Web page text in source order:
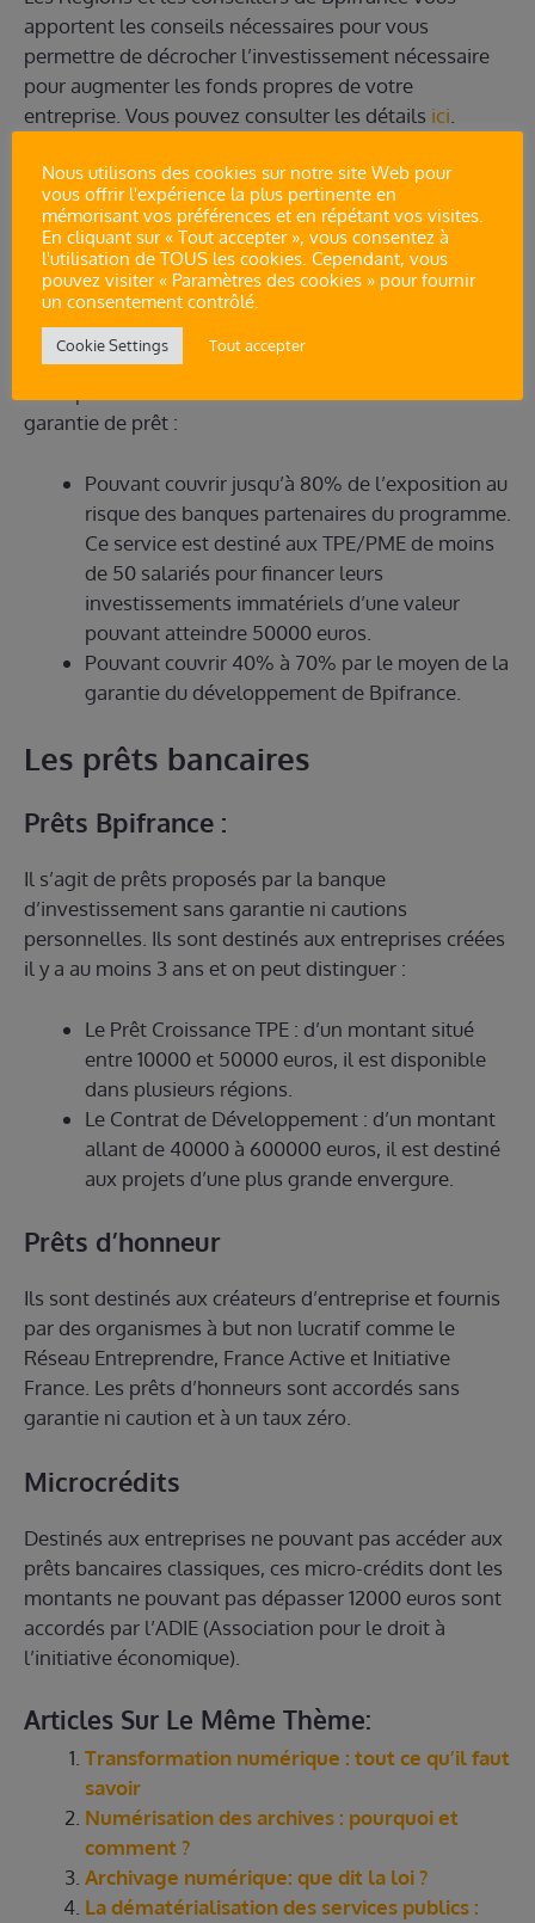
apportent les conseils nécessaires pour vous
permettre de décrocher l’investissement nécessaire
pour augmenter les fonds propres de votre
entreprise. Vous pouvez consulter les détails ici.
Les garanties bancaires
Afin de financer votre transformation numérique,
l’Etat peut vous proposer des garanties publiques
pour vous permettre d’accéder à des prêts bancaires
à des conditions préférentielles.
garantie de prêt :
Pouvant couvrir jusqu’à 80% de l’exposition au
risque des banques partenaires du programme.
Ce service est destiné aux TPE/PME de moins
de 50 salariés pour financer leurs
investissements immatériels d’une valeur
pouvant atteindre 50000 euros.
Pouvant couvrir 40% à 70% par le moyen de la
garantie du développement de Bpifrance.
Les prêts bancaires
Prêts Bpifrance :
Il s’agit de prêts proposés par la banque
d’investissement sans garantie ni cautions
personnelles. Ils sont destinés aux entreprises créées
il y a au moins 3 ans et on peut distinguer :
Le Prêt Croissance TPE : d’un montant situé
entre 10000 et 50000 euros, il est disponible
dans plusieurs régions.
Le Contrat de Développement : d’un montant
allant de 40000 à 600000 euros, il est destiné
aux projets d’une plus grande envergure.
Prêts d’honneur
Ils sont destinés aux créateurs d’entreprise et fournis
par des organismes à but non lucratif comme le
Réseau Entreprendre, France Active et Initiative
France. Les prêts d’honneurs sont accordés sans
garantie ni caution et à un taux zéro.
Microcrédits
Destinés aux entreprises ne pouvant pas accéder aux
prêts bancaires classiques, ces micro-crédits dont les
montants ne pouvant pas dépasser 12000 euros sont
accordés par l’ADIE (Association pour le droit à
l’initiative économique).
Articles Sur Le Même Thème:
Transformation numérique : tout ce qu’il faut
savoir
Numérisation des archives : pourquoi et
comment ?
Archivage numérique: que dit la loi ?
La dématérialisation des services publics :
Nous utilisons des cookies sur notre site Web pour
vous offrir l'expérience la plus pertinente en
mémorisant vos préférences et en répétant vos visites.
En cliquant sur « Tout accepter », vous consentez à
l'utilisation de TOUS les cookies. Cependant, vous
pouvez visiter « Paramètres des cookies » pour fournir
un consentement contrôlé.
Cookie Settings Tout accepter